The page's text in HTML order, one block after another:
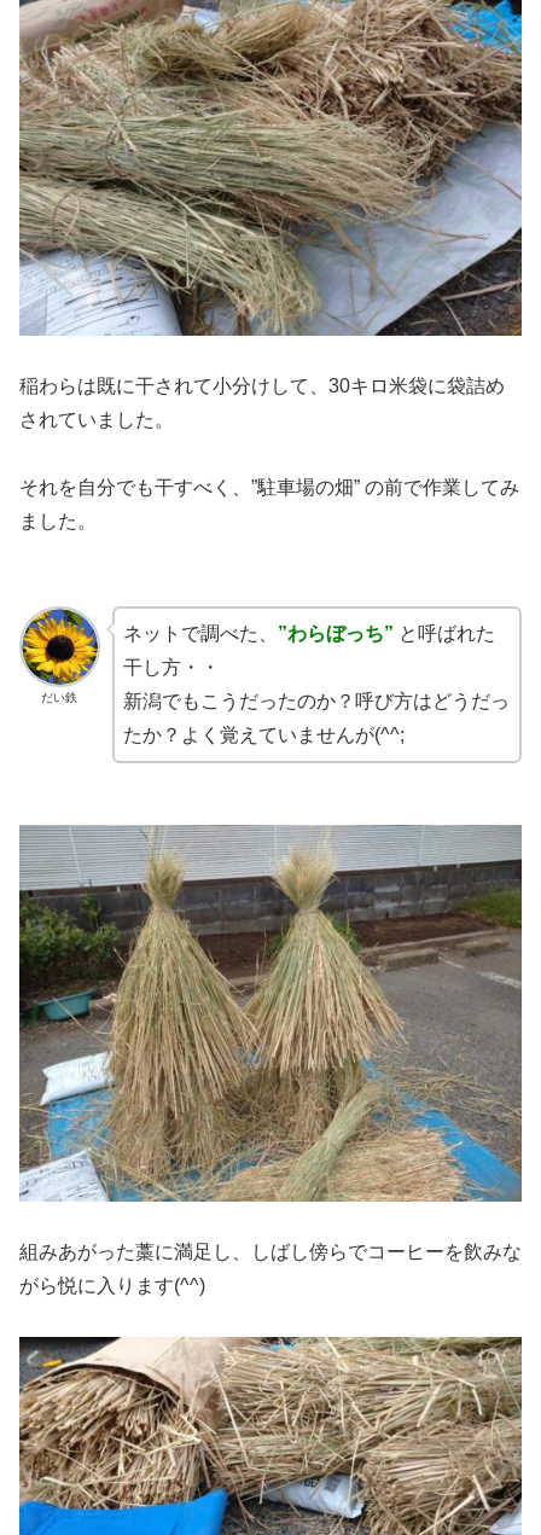
稲わらは既に干されて小分けして、30キロ米袋に袋詰め
されていました。
それを自分でも干すべく、”駐車場の畑” の前で作業してみ
ました。
だい鉄
ネットで調べた、 ”わらぼっち” と呼ばれた
干し方・・
新潟でもこうだったのか？呼び方はどうだっ
たか？よく覚えていませんが(^^;
組みあがった藁に満足し、しばし傍らでコーヒーを飲みな
がら悦に入ります(^^)